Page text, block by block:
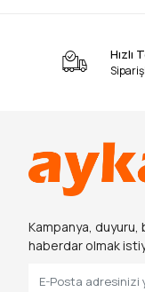
Hızlı
Kampanya,
haberdar olmak